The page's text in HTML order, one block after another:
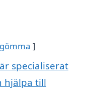
gömma
specialiserat
hjälpa till